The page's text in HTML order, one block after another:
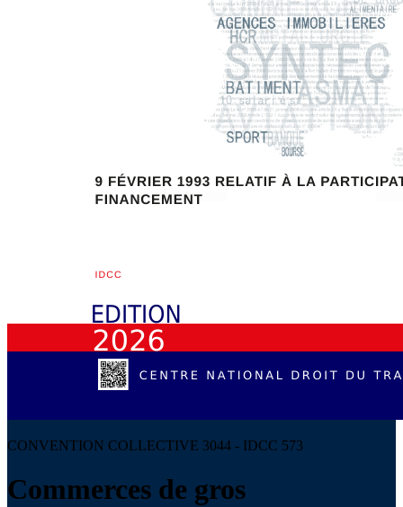
CONVENTION COLLECTIVE 3044 - IDCC 573
Commerces de gros